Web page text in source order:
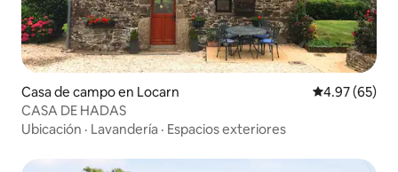
Casa de campo en Locarn Calificación
4.97 (65)
CASA DE HADAS
Ubicación · Lavandería · Espacios exteriores